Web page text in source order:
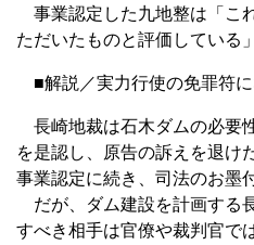
事業認定した九地整は「こ
ただいたものと評価している
■解説／実力行使の免罪符
長崎地裁は石木ダムの必要
を是認し、原告の訴えを退け
事業認定に続き、司法のお墨
だが、ダム建設を計画する
すべき相手は官僚や裁判官で